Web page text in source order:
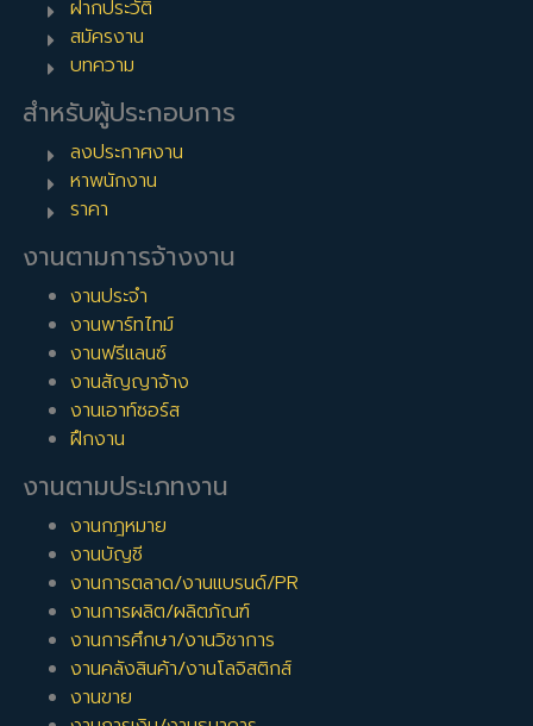
ฝากประวัติ
สมัครงาน
บทความ
สำหรับผู้ประกอบการ
ลงประกาศงาน
หาพนักงาน
ราคา
งานตามการจ้างงาน
งานประจำ
งานพาร์ทไทม์
งานฟรีแลนซ์
งานสัญญาจ้าง
งานเอาท์ซอร์ส
ฝึกงาน
งานตามประเภทงาน
งานกฎหมาย
งานบัญชี
งานการตลาด/งานแบรนด์/PR
งานการผลิต/ผลิตภัณฑ์
งานการศึกษา/งานวิชาการ
งานคลังสินค้า/งานโลจิสติกส์
งานขาย